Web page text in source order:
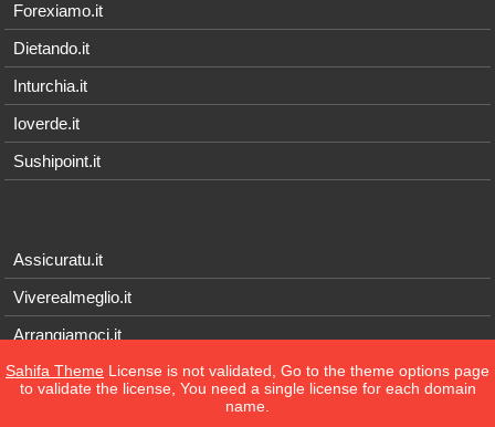
Forexiamo.it
Dietando.it
Inturchia.it
Ioverde.it
Sushipoint.it
Assicuratu.it
Viverealmeglio.it
Arrangiamoci.it
Tecnichef.it
Sahifa Theme License is not validated, Go to the theme options page
to validate the license, You need a single license for each domain
name.